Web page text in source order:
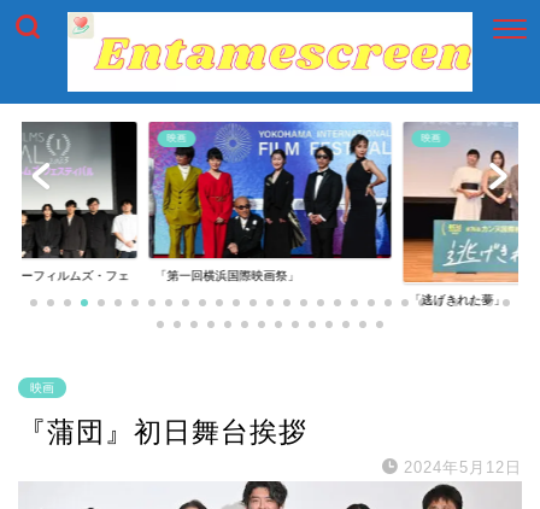
アーフィルムズ・フェ
映画
「第一回横浜国際映画祭」
映画
「逃げきれた夢」
映画
『蒲団』初日舞台挨拶
2024年5月12日